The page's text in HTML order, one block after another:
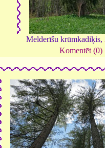
Melderīšu krūmkadiķis,
Komentēt (0)